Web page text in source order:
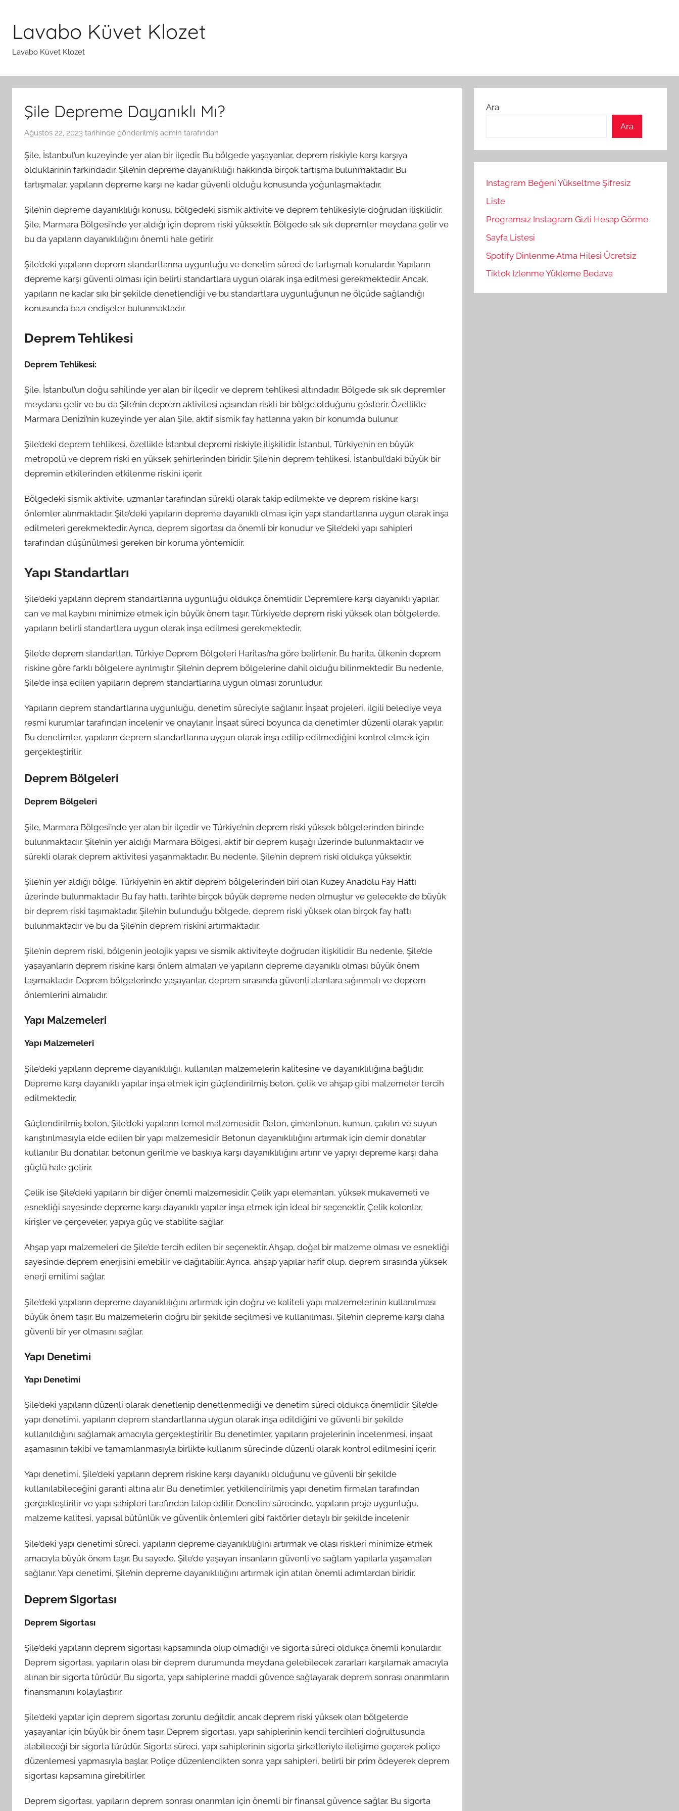
Lavabo Küvet Klozet
Lavabo Küvet Klozet
Şile Depreme Dayanıklı Mı?
Ağustos 22, 2023 tarihinde gönderilmiş admin tarafından
Şile, İstanbul’un kuzeyinde yer alan bir ilçedir. Bu bölgede yaşayanlar, deprem riskiyle karşı karşıya
olduklarının farkındadır. Şile’nin depreme dayanıklılığı hakkında birçok tartışma bulunmaktadır. Bu
tartışmalar, yapıların depreme karşı ne kadar güvenli olduğu konusunda yoğunlaşmaktadır.
Şile’nin depreme dayanıklılığı konusu, bölgedeki sismik aktivite ve deprem tehlikesiyle doğrudan ilişkilidir.
Şile, Marmara Bölgesi’nde yer aldığı için deprem riski yüksektir. Bölgede sık sık depremler meydana gelir ve
bu da yapıların dayanıklılığını önemli hale getirir.
Şile’deki yapıların deprem standartlarına uygunluğu ve denetim süreci de tartışmalı konulardır. Yapıların
depreme karşı güvenli olması için belirli standartlara uygun olarak inşa edilmesi gerekmektedir. Ancak,
yapıların ne kadar sıkı bir şekilde denetlendiği ve bu standartlara uygunluğunun ne ölçüde sağlandığı
konusunda bazı endişeler bulunmaktadır.
Deprem Tehlikesi
Deprem Tehlikesi:
Şile, İstanbul’un doğu sahilinde yer alan bir ilçedir ve deprem tehlikesi altındadır. Bölgede sık sık depremler
meydana gelir ve bu da Şile’nin deprem aktivitesi açısından riskli bir bölge olduğunu gösterir. Özellikle
Marmara Denizi’nin kuzeyinde yer alan Şile, aktif sismik fay hatlarına yakın bir konumda bulunur.
Şile’deki deprem tehlikesi, özellikle İstanbul depremi riskiyle ilişkilidir. İstanbul, Türkiye’nin en büyük
metropolü ve deprem riski en yüksek şehirlerinden biridir. Şile’nin deprem tehlikesi, İstanbul’daki büyük bir
depremin etkilerinden etkilenme riskini içerir.
Bölgedeki sismik aktivite, uzmanlar tarafından sürekli olarak takip edilmekte ve deprem riskine karşı
önlemler alınmaktadır. Şile’deki yapıların depreme dayanıklı olması için yapı standartlarına uygun olarak inşa
edilmeleri gerekmektedir. Ayrıca, deprem sigortası da önemli bir konudur ve Şile’deki yapı sahipleri
tarafından düşünülmesi gereken bir koruma yöntemidir.
Yapı Standartları
Şile’deki yapıların deprem standartlarına uygunluğu oldukça önemlidir. Depremlere karşı dayanıklı yapılar,
can ve mal kaybını minimize etmek için büyük önem taşır. Türkiye’de deprem riski yüksek olan bölgelerde,
yapıların belirli standartlara uygun olarak inşa edilmesi gerekmektedir.
Şile’de deprem standartları, Türkiye Deprem Bölgeleri Haritası’na göre belirlenir. Bu harita, ülkenin deprem
riskine göre farklı bölgelere ayrılmıştır. Şile’nin deprem bölgelerine dahil olduğu bilinmektedir. Bu nedenle,
Şile’de inşa edilen yapıların deprem standartlarına uygun olması zorunludur.
Yapıların deprem standartlarına uygunluğu, denetim süreciyle sağlanır. İnşaat projeleri, ilgili belediye veya
resmi kurumlar tarafından incelenir ve onaylanır. İnşaat süreci boyunca da denetimler düzenli olarak yapılır.
Bu denetimler, yapıların deprem standartlarına uygun olarak inşa edilip edilmediğini kontrol etmek için
gerçekleştirilir.
Deprem Bölgeleri
Deprem Bölgeleri
Şile, Marmara Bölgesi’nde yer alan bir ilçedir ve Türkiye’nin deprem riski yüksek bölgelerinden birinde
bulunmaktadır. Şile’nin yer aldığı Marmara Bölgesi, aktif bir deprem kuşağı üzerinde bulunmaktadır ve
sürekli olarak deprem aktivitesi yaşanmaktadır. Bu nedenle, Şile’nin deprem riski oldukça yüksektir.
Şile’nin yer aldığı bölge, Türkiye’nin en aktif deprem bölgelerinden biri olan Kuzey Anadolu Fay Hattı
üzerinde bulunmaktadır. Bu fay hattı, tarihte birçok büyük depreme neden olmuştur ve gelecekte de büyük
bir deprem riski taşımaktadır. Şile’nin bulunduğu bölgede, deprem riski yüksek olan birçok fay hattı
bulunmaktadır ve bu da Şile’nin deprem riskini artırmaktadır.
Şile’nin deprem riski, bölgenin jeolojik yapısı ve sismik aktiviteyle doğrudan ilişkilidir. Bu nedenle, Şile’de
yaşayanların deprem riskine karşı önlem almaları ve yapıların depreme dayanıklı olması büyük önem
taşımaktadır. Deprem bölgelerinde yaşayanlar, deprem sırasında güvenli alanlara sığınmalı ve deprem
önlemlerini almalıdır.
Yapı Malzemeleri
Yapı Malzemeleri
Şile’deki yapıların depreme dayanıklılığı, kullanılan malzemelerin kalitesine ve dayanıklılığına bağlıdır.
Depreme karşı dayanıklı yapılar inşa etmek için güçlendirilmiş beton, çelik ve ahşap gibi malzemeler tercih
edilmektedir.
Güçlendirilmiş beton, Şile’deki yapıların temel malzemesidir. Beton, çimentonun, kumun, çakılın ve suyun
karıştırılmasıyla elde edilen bir yapı malzemesidir. Betonun dayanıklılığını artırmak için demir donatılar
kullanılır. Bu donatılar, betonun gerilme ve baskıya karşı dayanıklılığını artırır ve yapıyı depreme karşı daha
güçlü hale getirir.
Çelik ise Şile’deki yapıların bir diğer önemli malzemesidir. Çelik yapı elemanları, yüksek mukavemeti ve
esnekliği sayesinde depreme karşı dayanıklı yapılar inşa etmek için ideal bir seçenektir. Çelik kolonlar,
kirişler ve çerçeveler, yapıya güç ve stabilite sağlar.
Ahşap yapı malzemeleri de Şile’de tercih edilen bir seçenektir. Ahşap, doğal bir malzeme olması ve esnekliği
sayesinde deprem enerjisini emebilir ve dağıtabilir. Ayrıca, ahşap yapılar hafif olup, deprem sırasında yüksek
enerji emilimi sağlar.
Şile’deki yapıların depreme dayanıklılığını artırmak için doğru ve kaliteli yapı malzemelerinin kullanılması
büyük önem taşır. Bu malzemelerin doğru bir şekilde seçilmesi ve kullanılması, Şile’nin depreme karşı daha
güvenli bir yer olmasını sağlar.
Yapı Denetimi
Yapı Denetimi
Şile’deki yapıların düzenli olarak denetlenip denetlenmediği ve denetim süreci oldukça önemlidir. Şile’de
yapı denetimi, yapıların deprem standartlarına uygun olarak inşa edildiğini ve güvenli bir şekilde
kullanıldığını sağlamak amacıyla gerçekleştirilir. Bu denetimler, yapıların projelerinin incelenmesi, inşaat
aşamasının takibi ve tamamlanmasıyla birlikte kullanım sürecinde düzenli olarak kontrol edilmesini içerir.
Yapı denetimi, Şile’deki yapıların deprem riskine karşı dayanıklı olduğunu ve güvenli bir şekilde
kullanılabileceğini garanti altına alır. Bu denetimler, yetkilendirilmiş yapı denetim firmaları tarafından
gerçekleştirilir ve yapı sahipleri tarafından talep edilir. Denetim sürecinde, yapıların proje uygunluğu,
malzeme kalitesi, yapısal bütünlük ve güvenlik önlemleri gibi faktörler detaylı bir şekilde incelenir.
Şile’deki yapı denetimi süreci, yapıların depreme dayanıklılığını artırmak ve olası riskleri minimize etmek
amacıyla büyük önem taşır. Bu sayede, Şile’de yaşayan insanların güvenli ve sağlam yapılarla yaşamaları
sağlanır. Yapı denetimi, Şile’nin depreme dayanıklılığını artırmak için atılan önemli adımlardan biridir.
Deprem Sigortası
Deprem Sigortası
Şile’deki yapıların deprem sigortası kapsamında olup olmadığı ve sigorta süreci oldukça önemli konulardır.
Deprem sigortası, yapıların olası bir deprem durumunda meydana gelebilecek zararları karşılamak amacıyla
alınan bir sigorta türüdür. Bu sigorta, yapı sahiplerine maddi güvence sağlayarak deprem sonrası onarımların
finansmanını kolaylaştırır.
Şile’deki yapılar için deprem sigortası zorunlu değildir, ancak deprem riski yüksek olan bölgelerde
yaşayanlar için büyük bir önem taşır. Deprem sigortası, yapı sahiplerinin kendi tercihleri doğrultusunda
alabileceği bir sigorta türüdür. Sigorta süreci, yapı sahiplerinin sigorta şirketleriyle iletişime geçerek poliçe
düzenlemesi yapmasıyla başlar. Poliçe düzenlendikten sonra yapı sahipleri, belirli bir prim ödeyerek deprem
sigortası kapsamına girebilirler.
Deprem sigortası, yapıların deprem sonrası onarımları için önemli bir finansal güvence sağlar. Bu sigorta
Ara
Ara
Instagram Beğeni Yükseltme Şifresiz
Liste
Programsız Instagram Gizli Hesap Görme
Sayfa Listesi
Spotify Dinlenme Atma Hilesi Ücretsiz
Tiktok Izlenme Yükleme Bedava